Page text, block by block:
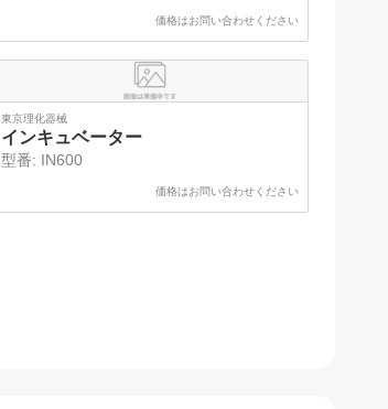
価格はお問い合わせください
東京理化器械
インキュベーター
型番: IN600
価格はお問い合わせください